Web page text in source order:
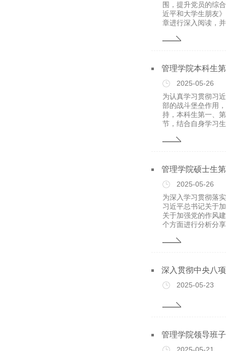
围，提升党员的综
近平和大学生朋友
章进行深入阅读，
管理学院本科生
2025-05-26
为认真学习贯彻习
部的战斗堡垒作用
持，本科生第一、
节，结合自身学习
管理学院硕士生
2025-05-26
为深入学习贯彻落
习近平总书记关于
关于加强党的作风
个方面进行分析分
深入贯彻中央八
2025-05-23
管理学院领导班